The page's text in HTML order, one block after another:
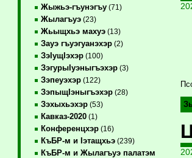
Жыжьэ-гъунэгъу(71)
Жылагъуэ(23)
Жьыщхьэ махуэ(13)
Зауэ гъуэгуанэхэр(2)
ЗэIущIэхэр(100)
ЗэгурыIуэныгъэхэр(3)
Зэпеуэхэр(122)
ЗэпыщIэныгъэхэр(28)
Зэхыхьэхэр(53)
Кавказ-2020(1)
Конференцхэр(16)
КъБР-м и Iэтащхьэ(239)
КъБР-м и Жылагъуэ палатэм